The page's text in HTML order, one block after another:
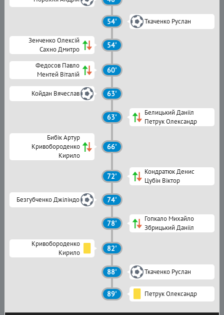
54' Ткаченко Руслан
Зенченко Олексій
Сахно Дмитро
54'
Федосов Павло
Ментей Віталій
60'
Койдан Вячеслав 63'
63'
Белицький Данііл
Петрук Олександр
Бибік Артур
Кривобороденко
Кирило
66'
72'
Кондратюк Денис
Цубін Віктор
Безгубченко Джіліндо 74'
78'
Гопкало Михайло
Збрицький Данііл
Кривобороденко
Кирило
82'
88' Ткаченко Руслан
89' Петрук Олександр